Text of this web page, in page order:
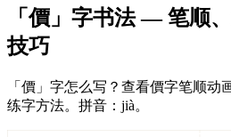
「價」字书法 — 笔顺
技巧
「價」字怎么写？查看價字笔顺动
练字方法。拼音：jià。